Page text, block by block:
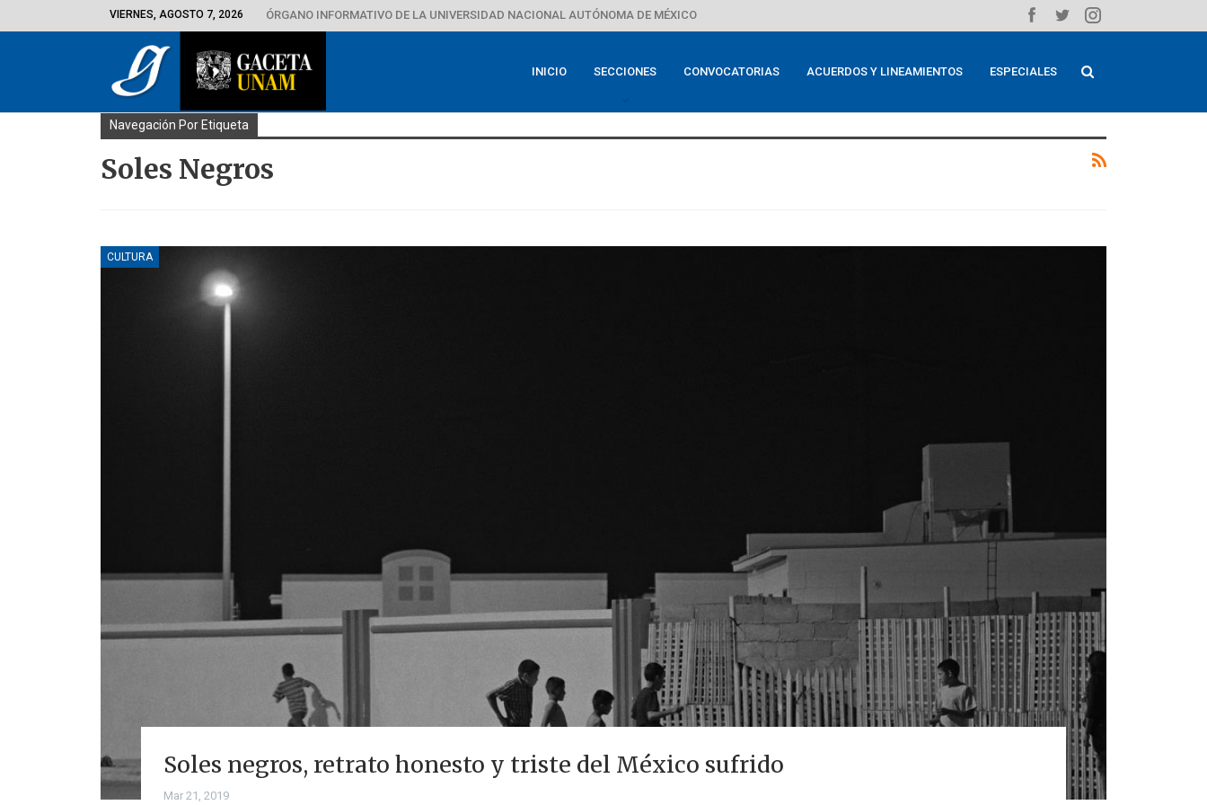
VIERNES, AGOSTO 7, 2026 ÓRGANO INFORMATIVO DE LA UNIVERSIDAD NACIONAL AUTÓNOMA DE MÉXICO
INICIO SECCIONES CONVOCATORIAS ACUERDOS Y LINEAMIENTOS ESPECIALES
Navegación Por Etiqueta
Soles Negros
CULTURA
Soles negros, retrato honesto y triste del México sufrido
Mar 21, 2019